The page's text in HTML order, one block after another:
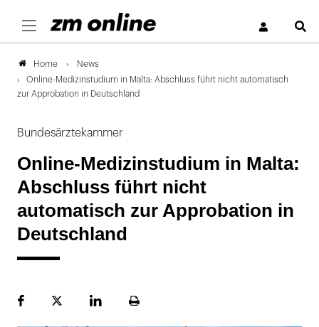
Home
News
Online-Medizinstudium in Malta: Abschluss führt nicht automatisch
zur Approbation in Deutschland
Bundesärztekammer
Online-Medizinstudium in Malta:
Abschluss führt nicht
automatisch zur Approbation in
Deutschland
FacebookPlattformLinekdInSeite